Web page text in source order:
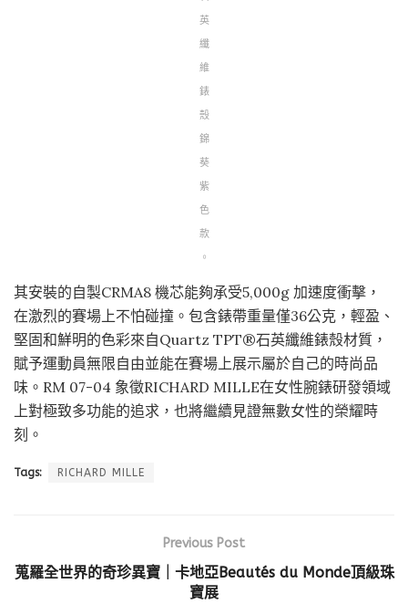
英
纖
維
錶
殼
錦
葵
紫
色
款
。
其安裝的自製CRMA8 機芯能夠承受5,000g 加速度衝擊，
在激烈的賽場上不怕碰撞。包含錶帶重量僅36公克，輕盈、
堅固和鮮明的色彩來自Quartz TPT®石英纖維錶殼材質，
賦予運動員無限自由並能在賽場上展示屬於自己的時尚品
味。RM 07-04 象徵RICHARD MILLE在女性腕錶研發領域
上對極致多功能的追求，也將繼續見證無數女性的榮耀時
刻。
Tags: RICHARD MILLE
Previous Post
蒐羅全世界的奇珍異寶｜卡地亞Beautés du Monde頂級珠
寶展